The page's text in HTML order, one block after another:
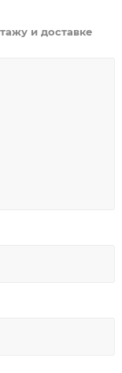
и доставке